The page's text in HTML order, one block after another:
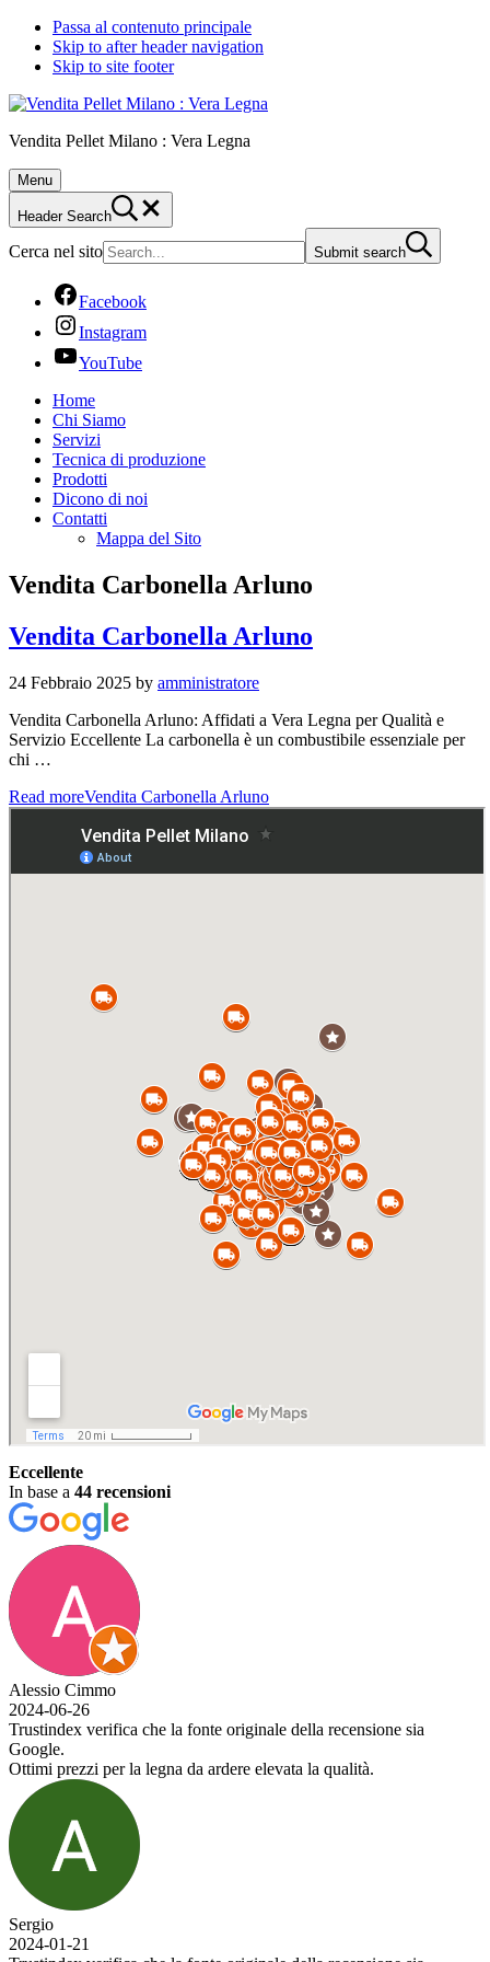
Passa al contenuto principale
Skip to after header navigation
Skip to site footer
Vendita Pellet Milano : Vera Legna
Menu
Header Search
Cerca nel sito Submit search
Facebook
Instagram
YouTube
Home
Chi Siamo
Servizi
Tecnica di produzione
Prodotti
Dicono di noi
Contatti
Mappa del Sito
Vendita Carbonella Arluno
Vendita Carbonella Arluno
24 Febbraio 2025 by amministratore
Vendita Carbonella Arluno: Affidati a Vera Legna per Qualità e
Servizio Eccellente La carbonella è un combustibile essenziale per
chi …
Read moreVendita Carbonella Arluno
Eccellente
In base a 44 recensioni
Alessio Cimmo
2024-06-26
Trustindex verifica che la fonte originale della recensione sia
Google.
Ottimi prezzi per la legna da ardere elevata la qualità.
Sergio
2024-01-21